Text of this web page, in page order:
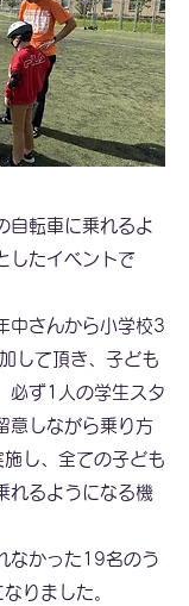
自転車に乗れるよ
したイベントで
中さんから小学校3
して頂き、子ども
必ず1人の学生スタ
意しながら乗り方
し、全ての子ども
れるようになる機
なかった19名のう
りました。